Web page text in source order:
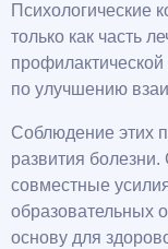
Психологические
только как часть
по улучшению
Соблюдение этих
развития
совместные
образовательных
основу для